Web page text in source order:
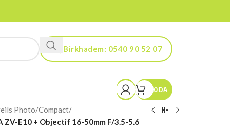
Birkhadem: 0540 90 52 07
Kouba: 0560 90 52 03
0DA
Photo/Compact/
ZV-E10 + Objectif 16-50mm F/3.5-5.6